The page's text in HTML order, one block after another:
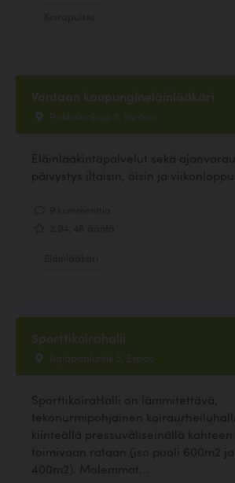
Vantaan kaupungineläinlääkäri
Pakkalankuja 5, Vantaa
Eläinlääkintäpalvelut sekä
päivystys iltaisin, öisin ja
Sporttikoirahalli
Rajapaaluntie 5, Espoo
SporttikoiraHalli on lämmitettävä,
tekonurmipohjainen
kiinteällä pressuväliseinällä
toimivaan rataan (iso puoli 600m2 ja
400m2). Molemmat...